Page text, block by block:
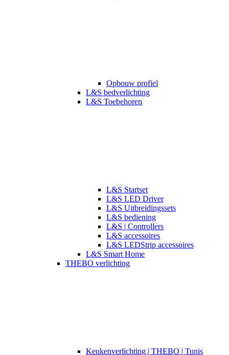
Opbouw profiel
L&S bedverlichting
L&S Toebehoren
L&S Startset
L&S LED Driver
L&S Uitbreidingssets
L&S bediening
L&S | Controllers
L&S accessoires
L&S LEDStrip accessoires
L&S Smart Home
THEBO verlichting
​​Keukenverlichting | THEBO | Tunis